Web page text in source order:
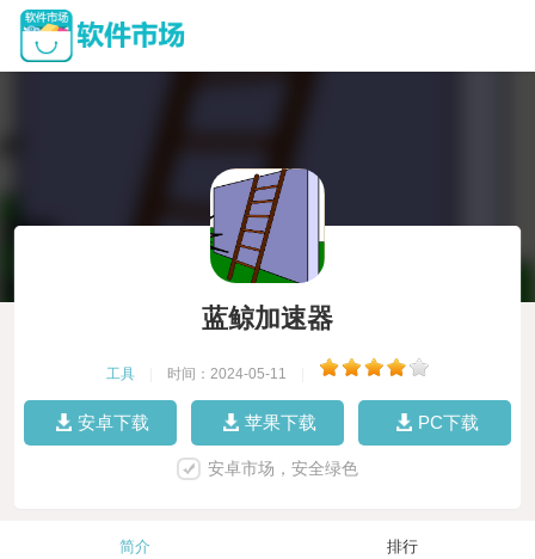
蓝鲸加速器
工具 时间：2024-05-11
安卓下载 苹果下载 PC下载
安卓市场，安全绿色
简介 排行